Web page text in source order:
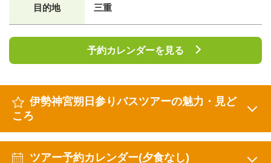
目的地 三重
予約カレンダーを見る
伊勢神宮朔日参りバスツアーの魅力・見ど
ころ
ツアー予約カレンダー(夕食なし)